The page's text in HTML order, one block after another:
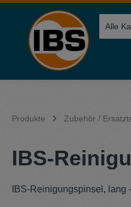
Zur
Alle
Produkte Zubehör /
IBS-
IBS-Reinigungspinsel,